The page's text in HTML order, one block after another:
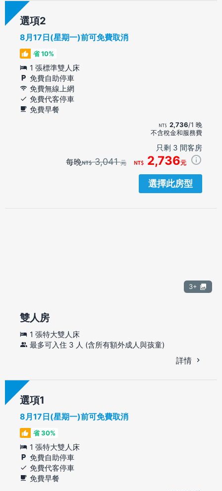
選項
8月17日(星期一)前可免費取消
省 10%
1 張標準雙人床
免費自助停車
免費無線上網
免費代客停車
免費早餐
2,736/1 晚
不含稅金和服務費
只剩 3 間客房
每晚 3,041元 2,736元
選擇此房型
3+
雙人房
1 張特大雙人床
最多可入住 3 人 (含所有額外成人與孩童)
詳情
選項
8月17日(星期一)前可免費取消
省 30%
1 張特大雙人床
免費自助停車
免費代客停車
免費早餐